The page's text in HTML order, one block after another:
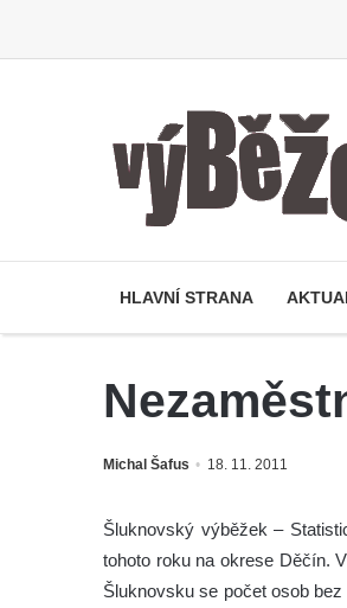
HLAVNÍ STRANA
Michal Šafus 18. 11. 2011
Šluknovský výběžek –
tohoto roku na okrese Děčín.
Šluknovsku se počet osob